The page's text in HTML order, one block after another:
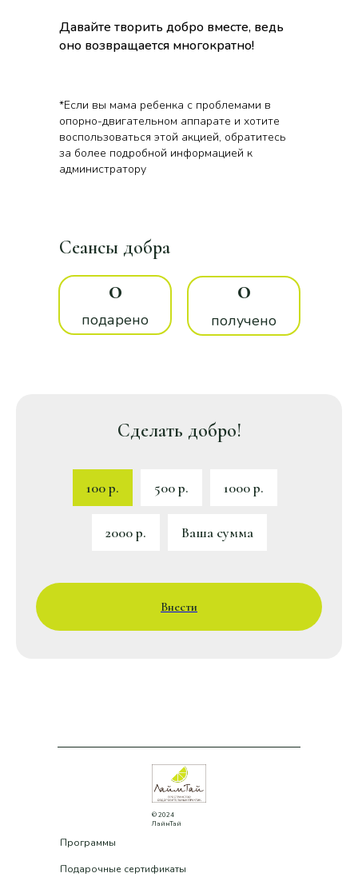
Давайте творить добро вместе, ведь
оно возвращается многократно!
*Если вы мама ребенка с проблемами в
опорно-двигательном аппарате и хотите
воспользоваться этой акцией, обратитесь
за более подробной информацией к
администратору
Сеансы добра
0
подарено
0
получено
Сделать добро!
100 р. 500 р. 1000 р.
2000 р. Ваша сумма
Внести
© 2024
ЛаймТай
Программы
Подарочные сертификаты